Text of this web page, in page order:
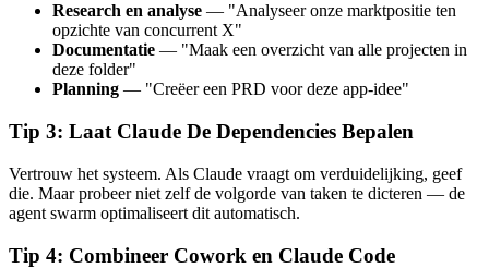
Research en analyse — "Analyseer onze marktpositie ten
opzichte van concurrent X"
Documentatie — "Maak een overzicht van alle projecten in
deze folder"
Planning — "Creëer een PRD voor deze app-idee"
Tip 3: Laat Claude De Dependencies Bepalen
Vertrouw het systeem. Als Claude vraagt om verduidelijking, geef
die. Maar probeer niet zelf de volgorde van taken te dicteren — de
agent swarm optimaliseert dit automatisch.
Tip 4: Combineer Cowork en Claude Code